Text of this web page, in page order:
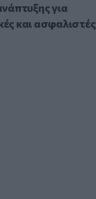
για
και ασφαλιστές